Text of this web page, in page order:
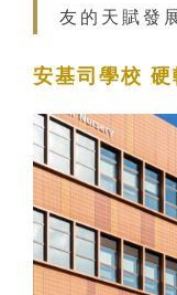
友的天賦發
安基司學校